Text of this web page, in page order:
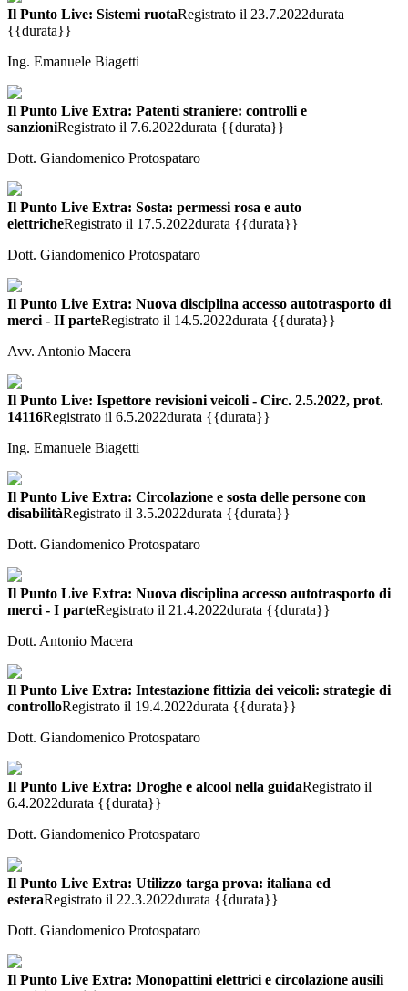
Il Punto Live: Sistemi ruotaRegistrato il 23.7.2022durata
{{durata}}
Ing. Emanuele Biagetti
Il Punto Live Extra: Patenti straniere: controlli e
sanzioniRegistrato il 7.6.2022durata {{durata}}
Dott. Giandomenico Protospataro
Il Punto Live Extra: Sosta: permessi rosa e auto
elettricheRegistrato il 17.5.2022durata {{durata}}
Dott. Giandomenico Protospataro
Il Punto Live Extra: Nuova disciplina accesso autotrasporto di
merci - II parteRegistrato il 14.5.2022durata {{durata}}
Avv. Antonio Macera
Il Punto Live: Ispettore revisioni veicoli - Circ. 2.5.2022, prot.
14116Registrato il 6.5.2022durata {{durata}}
Ing. Emanuele Biagetti
Il Punto Live Extra: Circolazione e sosta delle persone con
disabilitàRegistrato il 3.5.2022durata {{durata}}
Dott. Giandomenico Protospataro
Il Punto Live Extra: Nuova disciplina accesso autotrasporto di
merci - I parteRegistrato il 21.4.2022durata {{durata}}
Dott. Antonio Macera
Il Punto Live Extra: Intestazione fittizia dei veicoli: strategie di
controlloRegistrato il 19.4.2022durata {{durata}}
Dott. Giandomenico Protospataro
Il Punto Live Extra: Droghe e alcool nella guidaRegistrato il
6.4.2022durata {{durata}}
Dott. Giandomenico Protospataro
Il Punto Live Extra: Utilizzo targa prova: italiana ed
esteraRegistrato il 22.3.2022durata {{durata}}
Dott. Giandomenico Protospataro
Il Punto Live Extra: Monopattini elettrici e circolazione ausili